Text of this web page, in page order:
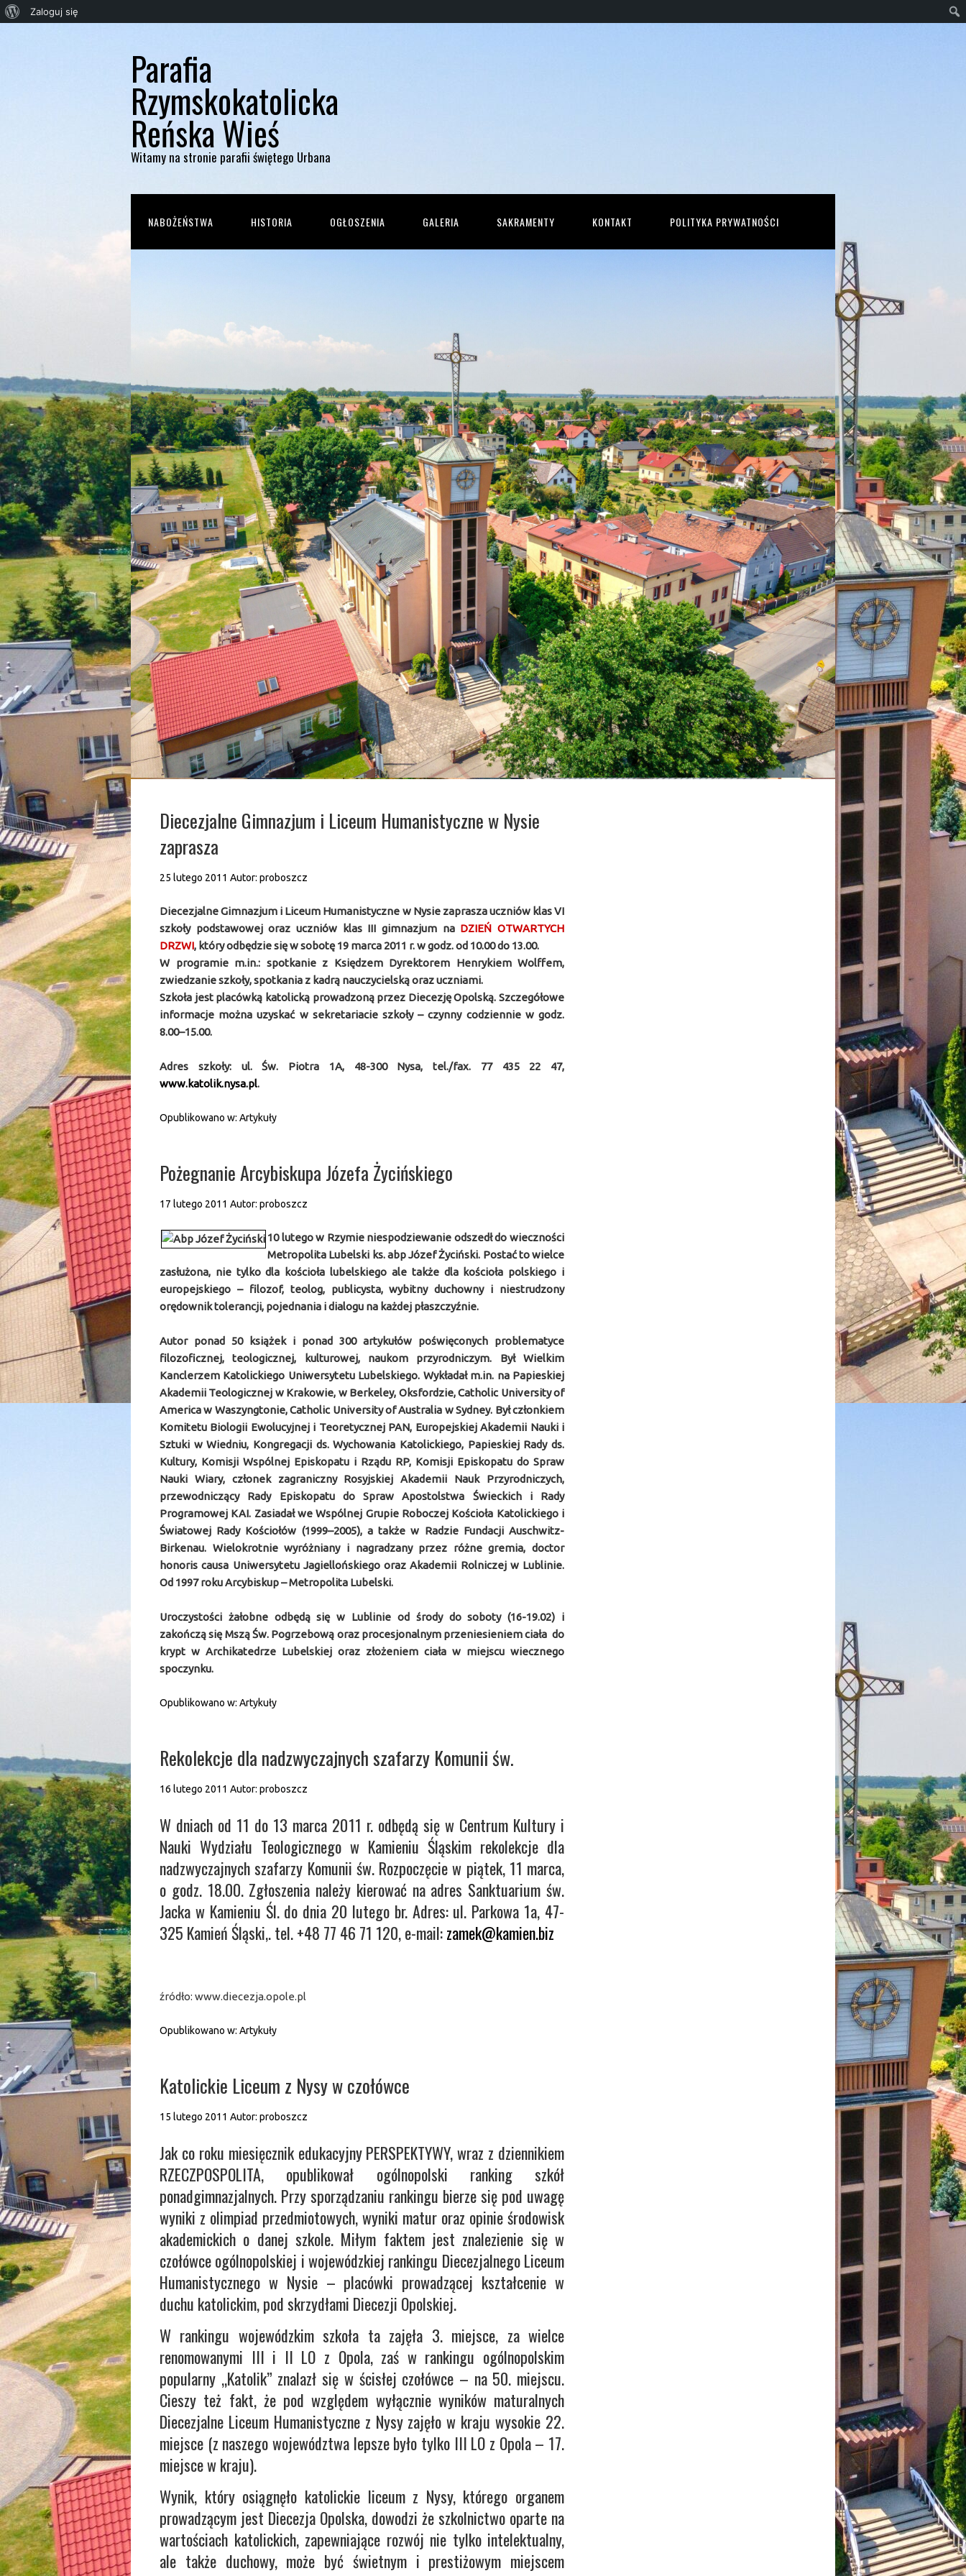
Parafia
Rzymskokatolicka
Reńska Wieś
Witamy na stronie parafii świętego Urbana
NABOŻEŃSTWA HISTORIA OGŁOSZENIA GALERIA SAKRAMENTY KONTAKT POLITYKA PRYWATNOŚCI
Diecezjalne Gimnazjum i Liceum Humanistyczne w Nysie
zaprasza
25 lutego 2011 Autor: proboszcz
Diecezjalne Gimnazjum i Liceum Humanistyczne w Nysie zaprasza uczniów klas VI
szkoły podstawowej oraz uczniów klas III gimnazjum na DZIEŃ OTWARTYCH
DRZWI, który odbędzie się w sobotę 19 marca 2011 r. w godz. od 10.00 do 13.00.
W programie m.in.: spotkanie z Księdzem Dyrektorem Henrykiem Wolffem,
zwiedzanie szkoły, spotkania z kadrą nauczycielską oraz uczniami.
Szkoła jest placówką katolicką prowadzoną przez Diecezję Opolską. Szczegółowe
informacje można uzyskać w sekretariacie szkoły – czynny codziennie w godz.
8.00–15.00.
Adres szkoły: ul. Św. Piotra 1A, 48-300 Nysa, tel./fax. 77 435 22 47,
www.katolik.nysa.pl.
Opublikowano w: Artykuły
Pożegnanie Arcybiskupa Józefa Życińskiego
17 lutego 2011 Autor: proboszcz
10 lutego w Rzymie niespodziewanie odszedł do wieczności
Metropolita Lubelski ks. abp Józef Życiński. Postać to wielce
zasłużona, nie tylko dla kościoła lubelskiego ale także dla kościoła polskiego i
europejskiego – filozof, teolog, publicysta, wybitny duchowny i niestrudzony
orędownik tolerancji, pojednania i dialogu na każdej płaszczyźnie.
Autor ponad 50 książek i ponad 300 artykułów poświęconych problematyce
filozoficznej, teologicznej, kulturowej, naukom przyrodniczym. Był Wielkim
Kanclerzem Katolickiego Uniwersytetu Lubelskiego. Wykładał m.in. na Papieskiej
Akademii Teologicznej w Krakowie, w Berkeley, Oksfordzie, Catholic University of
America w Waszyngtonie, Catholic University of Australia w Sydney. Był członkiem
Komitetu Biologii Ewolucyjnej i Teoretycznej PAN, Europejskiej Akademii Nauki i
Sztuki w Wiedniu, Kongregacji ds. Wychowania Katolickiego, Papieskiej Rady ds.
Kultury, Komisji Wspólnej Episkopatu i Rządu RP, Komisji Episkopatu do Spraw
Nauki Wiary, członek zagraniczny Rosyjskiej Akademii Nauk Przyrodniczych,
przewodniczący Rady Episkopatu do Spraw Apostolstwa Świeckich i Rady
Programowej KAI. Zasiadał we Wspólnej Grupie Roboczej Kościoła Katolickiego i
Światowej Rady Kościołów (1999–2005), a także w Radzie Fundacji Auschwitz-
Birkenau. Wielokrotnie wyróżniany i nagradzany przez różne gremia, doctor
honoris causa Uniwersytetu Jagiellońskiego oraz Akademii Rolniczej w Lublinie.
Od 1997 roku Arcybiskup – Metropolita Lubelski.
Uroczystości żałobne odbędą się w Lublinie od środy do soboty (16-19.02) i
zakończą się Mszą Św. Pogrzebową oraz procesjonalnym przeniesieniem ciała do
krypt w Archikatedrze Lubelskiej oraz złożeniem ciała w miejscu wiecznego
spoczynku.
Opublikowano w: Artykuły
Rekolekcje dla nadzwyczajnych szafarzy Komunii św.
16 lutego 2011 Autor: proboszcz
W dniach od 11 do 13 marca 2011 r. odbędą się w Centrum Kultury i
Nauki Wydziału Teologicznego w Kamieniu Śląskim rekolekcje dla
nadzwyczajnych szafarzy Komunii św. Rozpoczęcie w piątek, 11 marca,
o godz. 18.00. Zgłoszenia należy kierować na adres Sanktuarium św.
Jacka w Kamieniu Śl. do dnia 20 lutego br. Adres: ul. Parkowa 1a, 47-
325 Kamień Śląski,. tel. +48 77 46 71 120, e-mail:zamek@kamien.biz
źródło: www.diecezja.opole.pl
Opublikowano w: Artykuły
Katolickie Liceum z Nysy w czołówce
15 lutego 2011 Autor: proboszcz
Jak co roku miesięcznik edukacyjny PERSPEKTYWY, wraz z dziennikiem
RZECZPOSPOLITA, opublikował ogólnopolski ranking szkół
ponadgimnazjalnych. Przy sporządzaniu rankingu bierze się pod uwagę
wyniki z olimpiad przedmiotowych, wyniki matur oraz opinie środowisk
akademickich o danej szkole. Miłym faktem jest znalezienie się w
czołówce ogólnopolskiej i wojewódzkiej rankingu Diecezjalnego Liceum
Humanistycznego w Nysie – placówki prowadzącej kształcenie w
duchu katolickim, pod skrzydłami Diecezji Opolskiej.
W rankingu wojewódzkim szkoła ta zajęła 3. miejsce, za wielce
renomowanymi III i II LO z Opola, zaś w rankingu ogólnopolskim
popularny „Katolik” znalazł się w ścisłej czołówce – na 50. miejscu.
Cieszy też fakt, że pod względem wyłącznie wyników maturalnych
Diecezjalne Liceum Humanistyczne z Nysy zajęło w kraju wysokie 22.
miejsce (z naszego województwa lepsze było tylko III LO z Opola – 17.
miejsce w kraju).
Wynik, który osiągnęło katolickie liceum z Nysy, którego organem
prowadzącym jest Diecezja Opolska, dowodzi że szkolnictwo oparte na
wartościach katolickich, zapewniające rozwój nie tylko intelektualny,
ale także duchowy, może być świetnym i prestiżowym miejscem
Zaloguj się